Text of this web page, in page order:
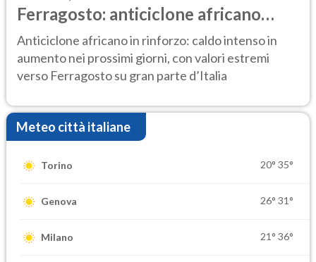
Ferragosto: anticiclone africano
ancora protagonista
Anticiclone africano in rinforzo: caldo intenso in
aumento nei prossimi giorni, con valori estremi
verso Ferragosto su gran parte d’Italia
Meteo città italiane
Torino 20° 35°
Genova 26° 31°
Milano 21° 36°